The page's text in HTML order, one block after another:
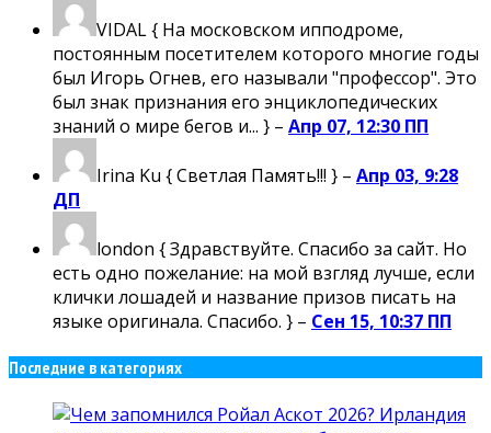
VIDAL{ На московском ипподроме,
постоянным посетителем которого многие годы
был Игорь Огнев, его называли "профессор". Это
был знак признания его энциклопедических
знаний о мире бегов и... } – Апр 07, 12:30 ПП
Irina Ku { Светлая Память!!! } – Апр 03, 9:28
ДП
london { Здравствуйте. Спасибо за сайт. Но
есть одно пожелание: на мой взгляд лучше, если
клички лошадей и название призов писать на
языке оригинала. Спасибо. } – Сен 15, 10:37 ПП
Последние в категориях